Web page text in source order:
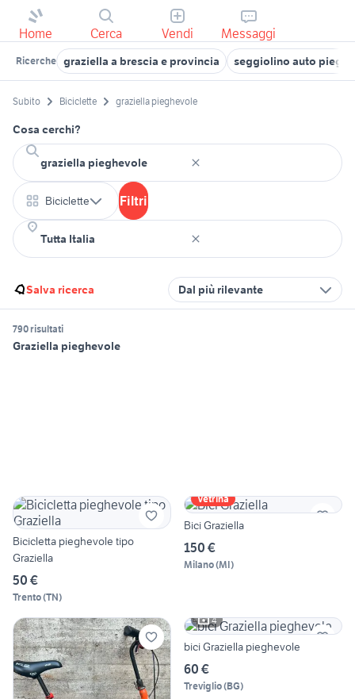
Home Cerca Vendi Messaggi
Ricerche graziella a brescia e provincia seggiolino auto
Subito Biciclette graziella pieghevole
Cosa cerchi?
Biciclette Filtri
Salva ricerca Dal più rilevante
790 risultati
Graziella pieghevole
Bicicletta pieghevole tipo
Graziella
50 €
Trento(TN)
Vetrina
Bici Graziella
150 €
Milano(MI)
4
bici Graziella pieghevole
60 €
Treviglio(BG)